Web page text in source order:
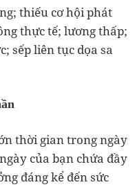
thiếu cơ hội phát
thực tế; lương thấp;
sếp liên tục dọa sa
thời gian trong ngày
của bạn chứa đầy
đáng kể đến sức